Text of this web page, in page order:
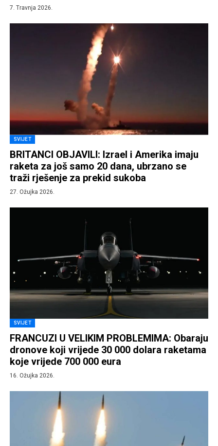
7. Travnja 2026.
SVIJET
BRITANCI OBJAVILI: Izrael i Amerika imaju
raketa za još samo 20 dana, ubrzano se
traži rješenje za prekid sukoba
27. Ožujka 2026.
SVIJET
FRANCUZI U VELIKIM PROBLEMIMA: Obaraju
dronove koji vrijede 30 000 dolara raketama
koje vrijede 700 000 eura
16. Ožujka 2026.